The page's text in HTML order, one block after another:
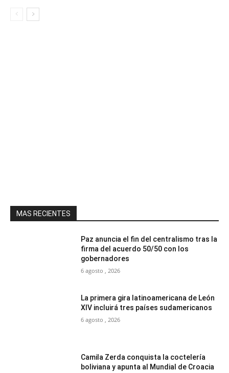
MAS RECIENTES
Paz anuncia el fin del centralismo tras la
firma del acuerdo 50/50 con los
gobernadores
6 agosto , 2026
La primera gira latinoamericana de León
XIV incluirá tres países sudamericanos
6 agosto , 2026
Camila Zerda conquista la coctelería
boliviana y apunta al Mundial de Croacia